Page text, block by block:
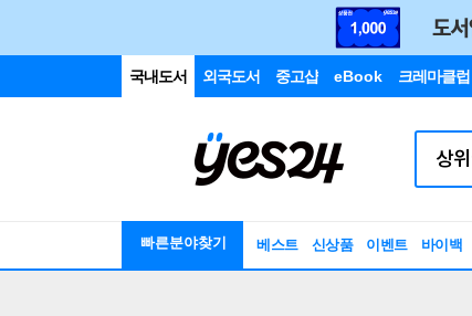
국내도서 외국도서 중고샵 eBook 크레마클럽
빠른분야찾기 베스트 신상품 이벤트 바이백